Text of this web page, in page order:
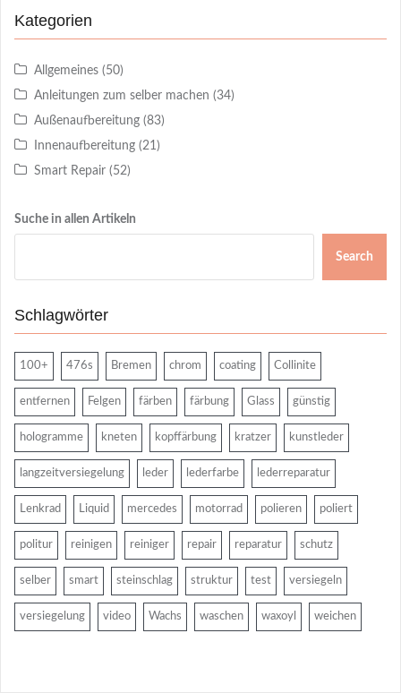
Kategorien
Allgemeines (50)
Anleitungen zum selber machen (34)
Außenaufbereitung (83)
Innenaufbereitung (21)
Smart Repair (52)
Suche in allen Artikeln
Search
Schlagwörter
100+ 476s Bremen chrom coating Collinite
entfernen Felgen färben färbung Glass günstig
hologramme kneten kopffärbung kratzer kunstleder
langzeitversiegelung leder lederfarbe lederreparatur
Lenkrad Liquid mercedes motorrad polieren poliert
politur reinigen reiniger repair reparatur schutz
selber smart steinschlag struktur test versiegeln
versiegelung video Wachs waschen waxoyl weichen